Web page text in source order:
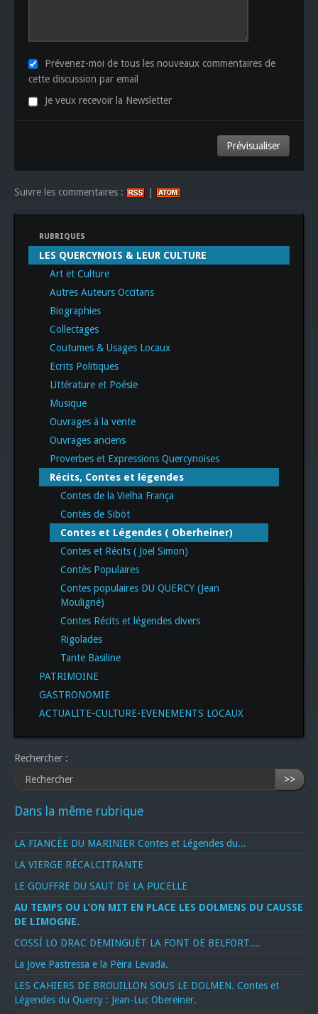
Prévenez-moi de tous les nouveaux commentaires de
cette discussion par email
Je veux recevoir la Newsletter
Suivre les commentaires : |
RUBRIQUES
LES QUERCYNOIS & LEUR CULTURE
Art et Culture
Autres Auteurs Occitans
Biographies
Collectages
Coutumes & Usages Locaux
Ecrits Politiques
Littérature et Poésie
Musique
Ouvrages à la vente
Ouvrages anciens
Proverbes et Expressions Quercynoises
Récits, Contes et légendes
Contes de la Vielha França
Contès de Sibòt
Contes et Légendes ( Oberheiner)
Contes et Récits ( Joel Simon)
Contès Populaires
Contes populaires DU QUERCY (Jean
Mouligné)
Contes Récits et légendes divers
Rigolades
Tante Basiline
PATRIMOINE
GASTRONOMIE
ACTUALITE-CULTURE-EVENEMENTS LOCAUX
Rechercher :
>>
Dans la même rubrique
LA FIANCÉE DU MARINIER Contes et Légendes du...
LA VIERGE RÉCALCITRANTE
LE GOUFFRE DU SAUT DE LA PUCELLE
AU TEMPS OU L’ON MIT EN PLACE LES DOLMENS DU CAUSSE
DE LIMOGNE.
COSSÍ LO DRAC DEMINGUÈT LA FONT DE BELFORT....
La Jove Pastressa e la Pèira Levada.
LES CAHIERS DE BROUILLON SOUS LE DOLMEN. Contes et
Légendes du Quercy : Jean-Luc Obereiner.